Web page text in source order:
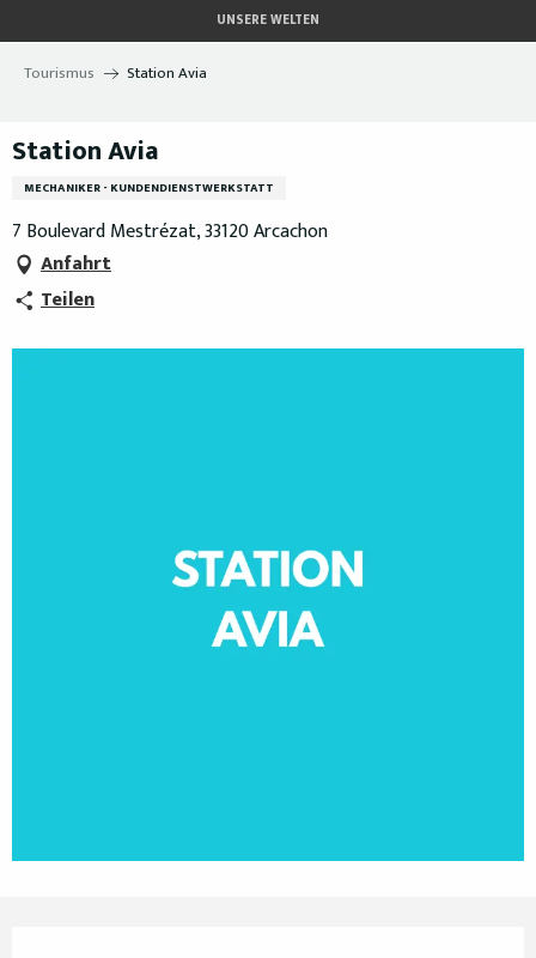
au
contenu
UNSERE WELTEN
Tourismus Station Avia
Station Avia
MECHANIKER - KUNDENDIENSTWERKSTATT
7 Boulevard Mestrézat, 33120 Arcachon
Anfahrt
Teilen